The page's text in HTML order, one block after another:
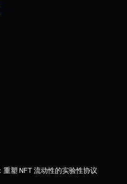
重塑 NFT 流动性的实验性协议